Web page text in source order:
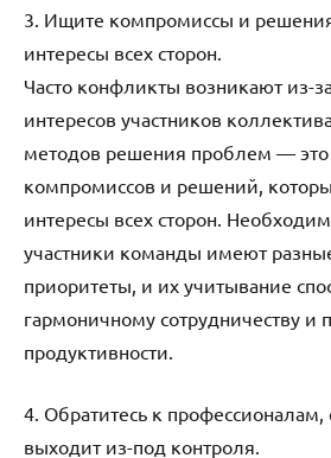
3. Ищите компромиссы и
интересы всех сторон.
Часто конфликты возникают из-
интересов участников
методов решения проблем — это
компромиссов и решений,
интересы всех сторон.
участники команды имеют
приоритеты, и их учитывание
гармоничному сотрудничеству
продуктивности.
4. Обратитесь к профессионалам,
выходит из-под контроля.